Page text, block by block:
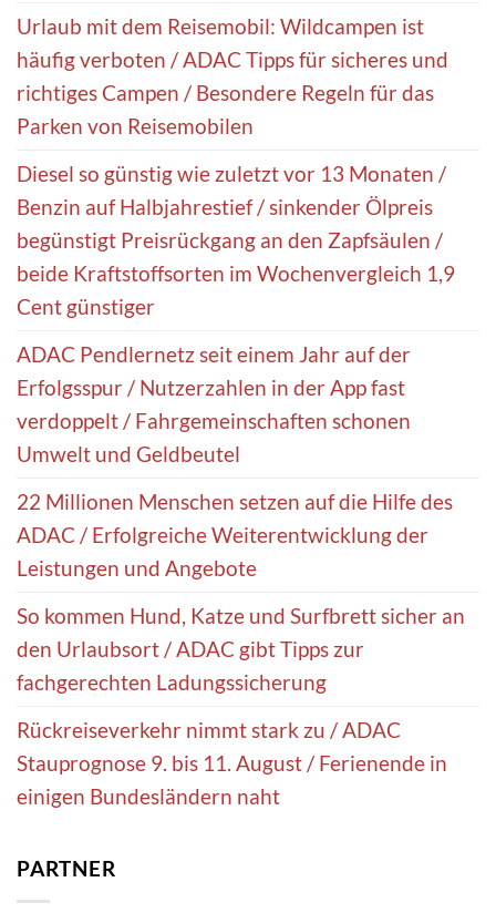
Urlaub mit dem Reisemobil: Wildcampen ist
häufig verboten / ADAC Tipps für sicheres und
richtiges Campen / Besondere Regeln für das
Parken von Reisemobilen
Diesel so günstig wie zuletzt vor 13 Monaten /
Benzin auf Halbjahrestief / sinkender Ölpreis
begünstigt Preisrückgang an den Zapfsäulen /
beide Kraftstoffsorten im Wochenvergleich 1,9
Cent günstiger
ADAC Pendlernetz seit einem Jahr auf der
Erfolgsspur / Nutzerzahlen in der App fast
verdoppelt / Fahrgemeinschaften schonen
Umwelt und Geldbeutel
22 Millionen Menschen setzen auf die Hilfe des
ADAC / Erfolgreiche Weiterentwicklung der
Leistungen und Angebote
So kommen Hund, Katze und Surfbrett sicher an
den Urlaubsort / ADAC gibt Tipps zur
fachgerechten Ladungssicherung
Rückreiseverkehr nimmt stark zu / ADAC
Stauprognose 9. bis 11. August / Ferienende in
einigen Bundesländern naht
PARTNER